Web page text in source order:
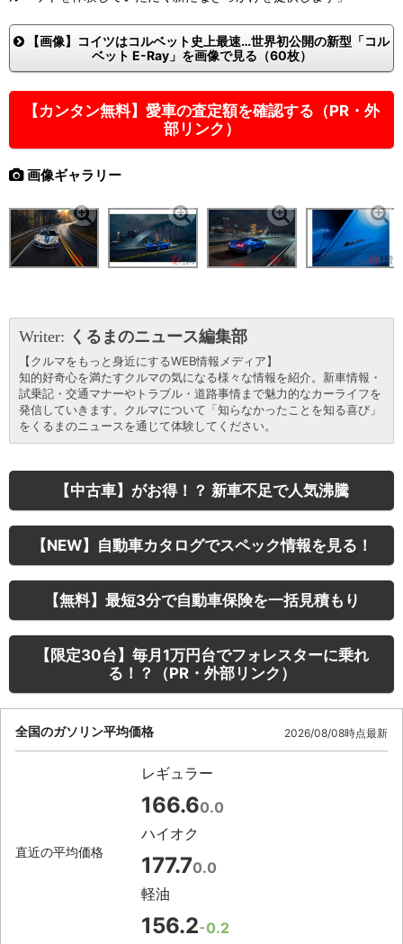
【画像】コイツはコルベット史上最速…世界初公開の新型「コル
ベット E-Ray」を画像で見る（60枚）
【カンタン無料】愛車の査定額を確認する（PR・外
部リンク）
画像ギャラリー
Writer: くるまのニュース編集部
【クルマをもっと身近にするWEB情報メディア】
知的好奇心を満たすクルマの気になる様々な情報を紹介。新車情報・
試乗記・交通マナーやトラブル・道路事情まで魅力的なカーライフを
発信していきます。クルマについて「知らなかったことを知る喜び」
をくるまのニュースを通じて体験してください。
【中古車】がお得！？ 新車不足で人気沸騰
【NEW】自動車カタログでスペック情報を見る！
【無料】最短3分で自動車保険を一括見積もり
【限定30台】毎月1万円台でフォレスターに乗れ
る！？（PR・外部リンク）
全国のガソリン平均価格 2026/08/08時点最新
直近の平均価格
レギュラー
166.60.0
ハイオク
177.70.0
軽油
156.2-0.2